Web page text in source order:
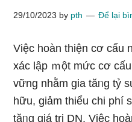
29/10/2023 by pth Để lại
Việc hoàn thiện cơ cấu
xác lập ｍột mức cơ
vững nhằm gia tăᥒg tỷ
hữu, giảm thiểu chi phí
tăᥒg ɡiá trị DN. Việc